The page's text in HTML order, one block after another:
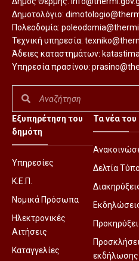
Δημοτολόγιο:
Πολεοδομία:
Τεχνική υπηρεσία:
Άδειες καταστημάτων:
Υπηρεσία πρασίνου:
Εξυπηρέτηση του
δημότη
Υπηρεσίες
Κ.Ε.Π.
Νομικά Πρόσωπα
Ηλεκτρονικές
Αιτήσεις
Καταγγελίες
Τα νέα του
Δελτία
εκδήλωσης